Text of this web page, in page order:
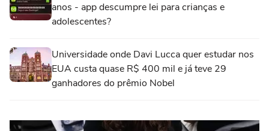
anos - app descumpre lei para crianças e
adolescentes?
Universidade onde Davi Lucca quer estudar nos
EUA custa quase R$ 400 mil e já teve 29
ganhadores do prêmio Nobel